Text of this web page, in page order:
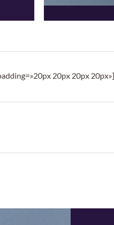
20px 20px 20px»]